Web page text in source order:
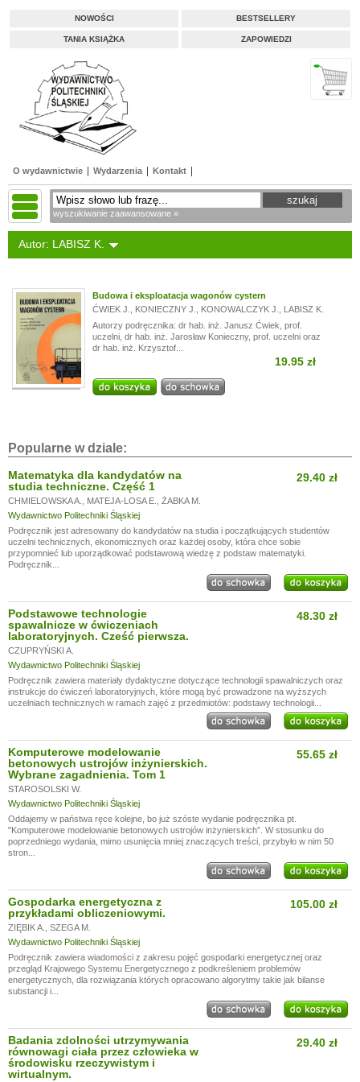
NOWOŚCI BESTSELLERY
TANIA KSIĄŻKA ZAPOWIEDZI
O wydawnictwie Wydarzenia Kontakt
wyszukiwanie zaawansowane »
Autor: LABISZ K.
Budowa i eksploatacja wagonów cystern
ĆWIEK J.
KONIECZNY J. KONOWALCZYK J.
LABISZ K.
Autorzy podręcznika: dr hab. inż. Janusz Ćwiek, prof.
uczelni, dr hab. inż. Jarosław Konieczny, prof. uczelni oraz
dr hab. inż. Krzysztof...
19.95 zł
Popularne w dziale:
Matematyka dla kandydatów na
studia techniczne. Część 1
CHMIELOWSKA A. MATEJA-LOSA E.
ŻABKA M.
Wydawnictwo Politechniki Śląskiej
29.40 zł
Podręcznik jest adresowany do kandydatów na studia i początkujących studentów
uczelni technicznych, ekonomicznych oraz każdej osoby, która chce sobie
przypomnieć lub uporządkować podstawową wiedzę z podstaw matematyki.
Podręcznik...
Podstawowe technologie
spawalnicze w ćwiczeniach
laboratoryjnych. Cześć pierwsza.
CZUPRYŃSKI A.
Wydawnictwo Politechniki Śląskiej
48.30 zł
Podręcznik zawiera materiały dydaktyczne dotyczące technologii spawalniczych oraz
instrukcje do ćwiczeń laboratoryjnych, które mogą być prowadzone na wyższych
uczelniach technicznych w ramach zajęć z przedmiotów: podstawy technologii...
Komputerowe modelowanie
betonowych ustrojów inżynierskich.
Wybrane zagadnienia. Tom 1
STAROSOLSKI W.
Wydawnictwo Politechniki Śląskiej
55.65 zł
Oddajemy w państwa ręce kolejne, bo już szóste wydanie podręcznika pt.
"Komputerowe modelowanie betonowych ustrojów inżynierskich”. W stosunku do
poprzedniego wydania, mimo usunięcia mniej znaczących treści, przybyło w nim 50
stron...
Gospodarka energetyczna z
przykładami obliczeniowymi.
ZIĘBIK A.
SZEGA M.
Wydawnictwo Politechniki Śląskiej
105.00 zł
Podręcznik zawiera wiadomości z zakresu pojęć gospodarki energetycznej oraz
przegląd Krajowego Systemu Energetycznego z podkreśleniem problemów
energetycznych, dla rozwiązania których opracowano algorytmy takie jak bilanse
substancji i...
Badania zdolności utrzymywania
równowagi ciała przez człowieka w
środowisku rzeczywistym i
wirtualnym.
29.40 zł